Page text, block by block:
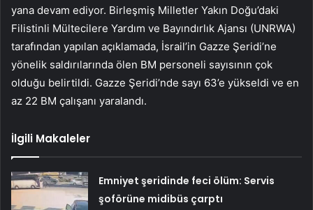
yana devam ediyor. Birleşmiş Milletler Yakın Doğu’daki
Filistinli Mültecilere Yardım ve Bayındırlık Ajansı (UNRWA)
tarafından yapılan açıklamada, İsrail’in Gazze Şeridi’ne
yönelik saldırılarında ölen BM personeli sayısının çok
olduğu belirtildi. Gazze Şeridi’nde sayı 63’e yükseldi ve en
az 22 BM çalışanı yaralandı.
İlgili Makaleler
Emniyet şeridinde feci ölüm: Servis
şoförüne midibüs çarptı